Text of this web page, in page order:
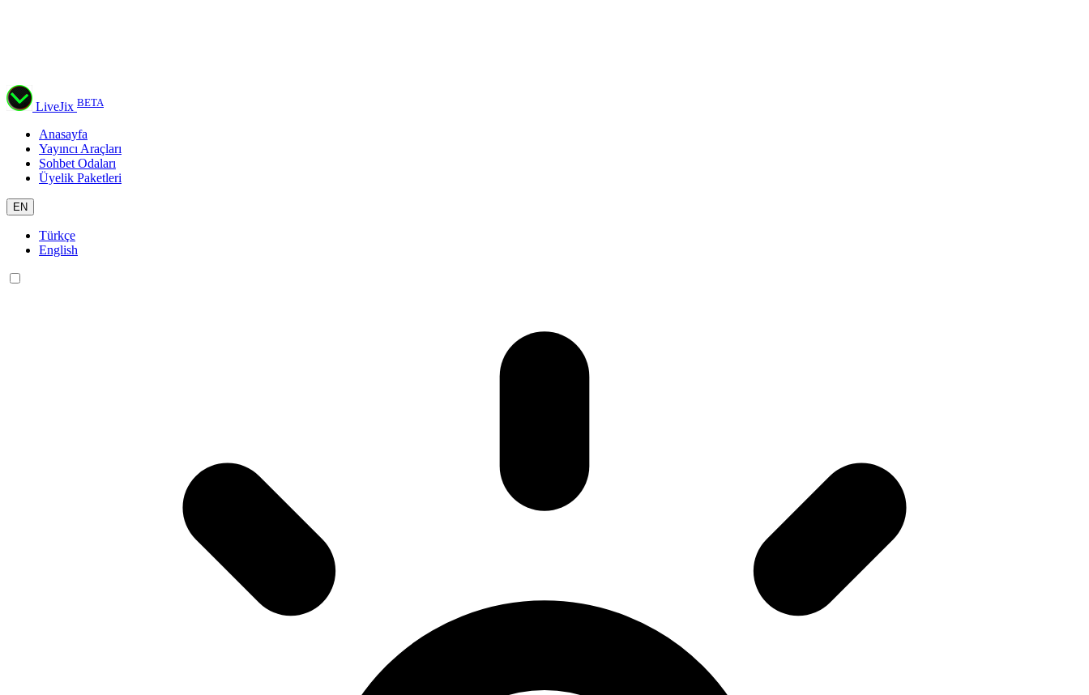
LiveJix BETA
Anasayfa
Yayıncı Araçları
Sohbet Odaları
Üyelik Paketleri
EN
Türkçe
English